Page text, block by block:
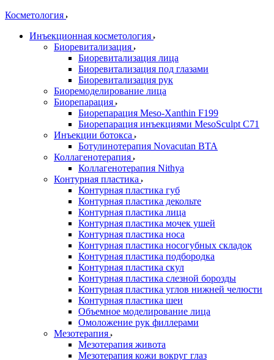
Косметология
Инъекционная косметология
Биоревитализация
Биоревитализация лица
Биоревитализация под глазами
Биоревитализация рук
Биоремоделирование лица
Биорепарация
Биорепарация Meso-Xanthin F199
Биорепарация инъекциями MesoSculpt C71
Инъекции ботокса
Ботулинотерапия Novacutan BTA
Коллагенотерапия
Коллагенотерапия Nithya
Контурная пластика
Контурная пластика губ
Контурная пластика декольте
Контурная пластика лица
Контурная пластика мочек ушей
Контурная пластика носа
Контурная пластика носогубных складок
Контурная пластика подбородка
Контурная пластика скул
Контурная пластика слезной борозды
Контурная пластика углов нижней челюсти
Контурная пластика шеи
Объемное моделирование лица
Омоложение рук филлерами
Мезотерапия
Мезотерапия живота
Мезотерапия кожи вокруг глаз